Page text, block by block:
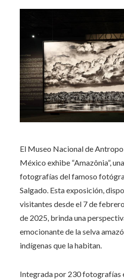
El Museo Nacional de
México exhibe “Amazônia”,
fotografías del famoso
Salgado. Esta exposición,
visitantes desde el 7 de
de 2025, brinda una
emocionante de la selva
indígenas que la habitan.
Integrada por 230 fotografías